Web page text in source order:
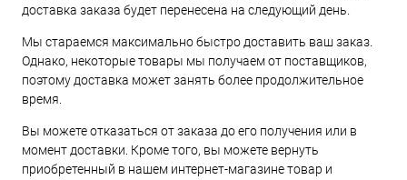
доставка заказа будет перенесена на следующий день.
Мы стараемся максимально быстро доставить ваш заказ.
Однако, некоторые товары мы получаем от поставщиков,
поэтому доставка может занять более продолжительное
время.
Вы можете отказаться от заказа до его получения или в
момент доставки. Кроме того, вы можете вернуть
приобретенный в нашем интернет-магазине товар и